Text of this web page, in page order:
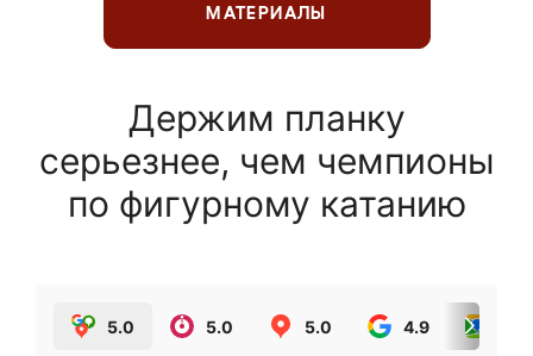
МАТЕРИАЛЫ
Держим планку
серьезнее, чем чемпионы
по фигурному катанию
5.0 5.0 5.0 4.9